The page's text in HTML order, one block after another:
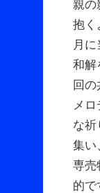
親の
抱く
月
和解
回の
メ
な祈
集い
専売
的で